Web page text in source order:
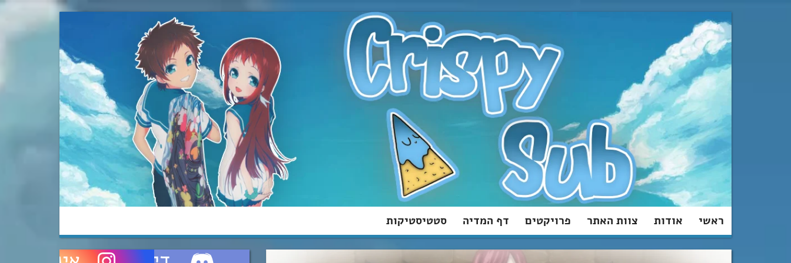
ראשי אודות צוות האתר פרויקטים דף המדיה סטטיסטיקות